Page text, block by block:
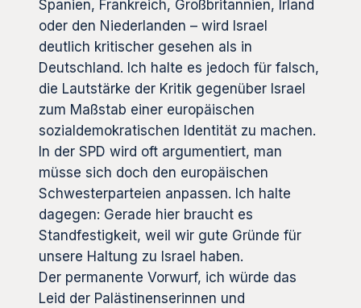
Spanien, Frankreich, Großbritannien, Irland
oder den Niederlanden – wird Israel
deutlich kritischer gesehen als in
Deutschland. Ich halte es jedoch für falsch,
die Lautstärke der Kritik gegenüber Israel
zum Maßstab einer europäischen
sozialdemokratischen Identität zu machen.
In der SPD wird oft argumentiert, man
müsse sich doch den europäischen
Schwesterparteien anpassen. Ich halte
dagegen: Gerade hier braucht es
Standfestigkeit, weil wir gute Gründe für
unsere Haltung zu Israel haben.
Der permanente Vorwurf, ich würde das
Leid der Palästinenserinnen und